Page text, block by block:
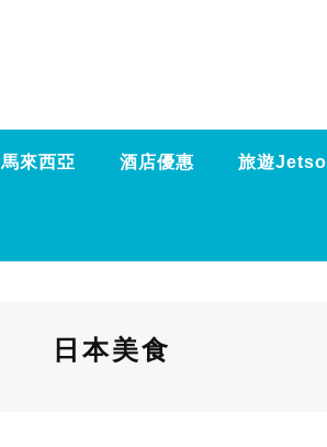
馬來西亞 酒店優惠 旅遊Jetso
日本美食